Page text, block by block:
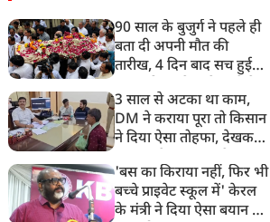
90 साल के बुजुर्ग ने पहले ही
बता दी अपनी मौत की
तारीख, 4 दिन बाद सच हुई
साथ निकाली अंतिम यात्रा
3 साल से अटका था काम,
DM ने कराया पूरा तो किसान
ने दिया ऐसा तोहफा, देखकर
अनमोल कुछ नहीं
'बस का किराया नहीं, फिर भी
बच्चे प्राइवेट स्कूल में' केरल
के मंत्री ने दिया ऐसा बयान की